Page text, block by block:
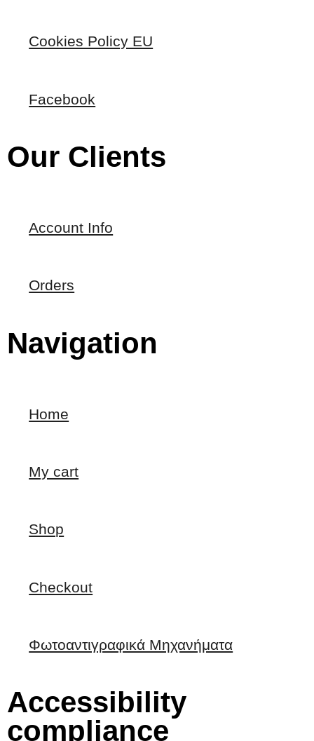
Cookies Policy EU
Facebook
Our Clients
Account Info
Orders
Navigation
Home
My cart
Shop
Checkout
Φωτοαντιγραφικά Μηχανήματα
Accessibility
compliance